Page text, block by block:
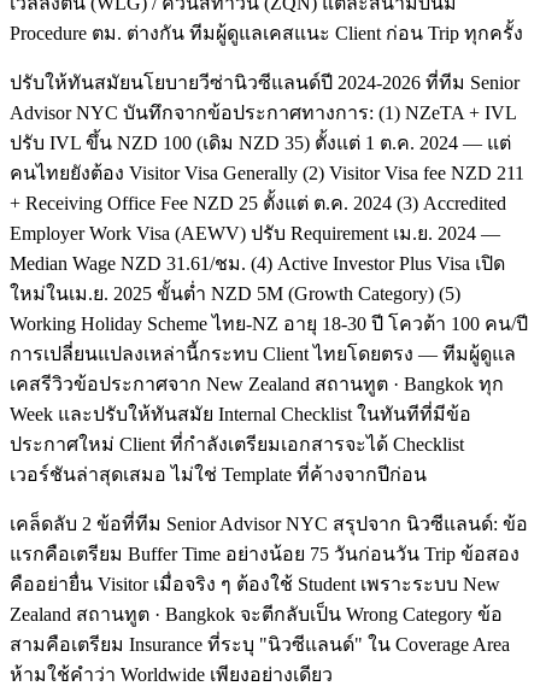
Procedure ตม. ต่างกัน ทีมผู้ดูแลเคสแนะ Client ก่อน Trip ทุกครั้ง
ปรับให้ทันสมัยนโยบายวีซ่านิวซีแลนด์ปี 2024-2026 ที่ทีม Senior
Advisor NYC บันทึกจากข้อประกาศทางการ: (1) NZeTA + IVL
ปรับ IVL ขึ้น NZD 100 (เดิม NZD 35) ตั้งแต่ 1 ต.ค. 2024 — แต่
คนไทยยังต้อง Visitor Visa Generally (2) Visitor Visa fee NZD 211
+ Receiving Office Fee NZD 25 ตั้งแต่ ต.ค. 2024 (3) Accredited
Employer Work Visa (AEWV) ปรับ Requirement เม.ย. 2024 —
Median Wage NZD 31.61/ชม. (4) Active Investor Plus Visa เปิด
ใหม่ในเม.ย. 2025 ขั้นต่ำ NZD 5M (Growth Category) (5)
Working Holiday Scheme ไทย-NZ อายุ 18-30 ปี โควต้า 100 คน/ปี
การเปลี่ยนแปลงเหล่านี้กระทบ Client ไทยโดยตรง — ทีมผู้ดูแล
เคสรีวิวข้อประกาศจาก New Zealand สถานทูต · Bangkok ทุก
Week และปรับให้ทันสมัย Internal Checklist ในทันทีที่มีข้อ
ประกาศใหม่ Client ที่กำลังเตรียมเอกสารจะได้ Checklist
เวอร์ชันล่าสุดเสมอ ไม่ใช่ Template ที่ค้างจากปีก่อน
เคล็ดลับ 2 ข้อที่ทีม Senior Advisor NYC สรุปจาก นิวซีแลนด์: ข้อ
แรกคือเตรียม Buffer Time อย่างน้อย 75 วันก่อนวัน Trip ข้อสอง
คืออย่ายื่น Visitor เมื่อจริง ๆ ต้องใช้ Student เพราะระบบ New
Zealand สถานทูต · Bangkok จะตีกลับเป็น Wrong Category ข้อ
สามคือเตรียม Insurance ที่ระบุ "นิวซีแลนด์" ใน Coverage Area
ห้ามใช้คำว่า Worldwide เพียงอย่างเดียว